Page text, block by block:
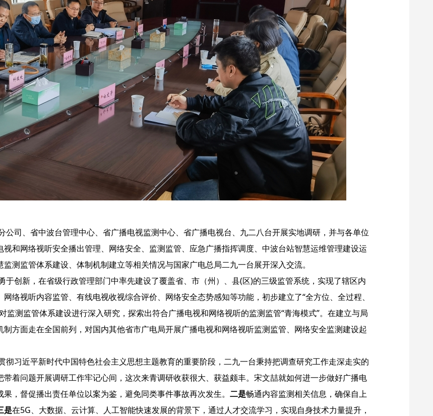
司、省中波台管理中心、省广播电视监测中心、省广播电视台、九二八台开展实地调研，并与各单位
和网络视听安全播出管理、网络安全、监测监管、应急广播指挥调度、中波台站智慧运维管理建设运
测监管体系建设、体制机制建立等相关情况与国家广电总局二九一台展开深入交流。
创新，在省级行政管理部门中率先建设了覆盖省、市（州）、县(区)的三级监管系统，实现了辖区内
络视听内容监管、有线电视收视综合评价、网络安全态势感知等功能，初步建立了“全方位、全过程、
监测监管体系建设进行深入研究，探索出符合广播电视和网络视听的监测监管“青海模式”。在建立与局
方面走在全国前列，对国内其他省市广电局开展广播电视和网络视听监测监管、网络安全监测建设起
习近平新时代中国特色社会主义思想主题教育的重要阶段，二九一台秉持把调查研究工作走深走实的
着问题开展调研工作牢记心间，这次来青调研收获很大、获益颇丰。宋文喆就如何进一步做好广播电
果，督促播出责任单位以案为鉴，避免同类事件事故再次发生。 二是畅通内容监测相关信息，确保自上
是在5G、大数据、云计算、人工智能快速发展的背景下，通过人才交流学习，实现自身技术力量提升，